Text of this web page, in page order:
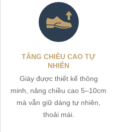
TĂNG CHIỀU CAO TỰ
NHIÊN
Giày được thiết kế thông
minh, nâng chiều cao 5–10cm
mà vẫn giữ dáng tự nhiên,
thoải mái.